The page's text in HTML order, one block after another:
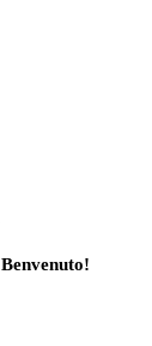
Benvenuto!